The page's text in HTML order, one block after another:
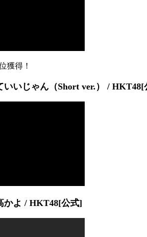
いいじゃん（Short ver.） / HKT48[
かよ / HKT48[公式]